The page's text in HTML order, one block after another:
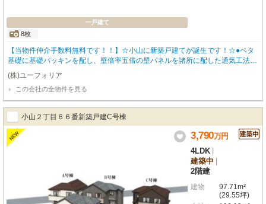
一戸建て
8枚
【当物件仲介手数料無料です！！】☆小山に新築戸建てが誕生です！☆●ベタ
基礎に基礎パッキンを配し、壁倍率五倍の壁パネルを諸所に配した通気工法で
着工あら完成まで第三者機関による計四回の検査を通過した物件のみ引き渡し
ている為地震に強い家です●住宅性能表示制度最高等級取得（設計住宅性能評
価＋建設住宅性能評価）、長期優良住宅認定物件（耐震、省エネ性等高い）、
フラット35適合証明書あり
(株)ユーフォリア
この会社の全物件を見る
小山２丁目６６番新築戸建C号棟
NEW 3,790万円
4LDK
建築中
2階建
建物
97.71m²
(29.55坪)